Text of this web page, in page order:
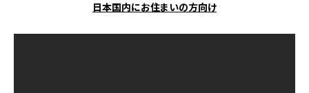
日本国内にお住まいの方向け